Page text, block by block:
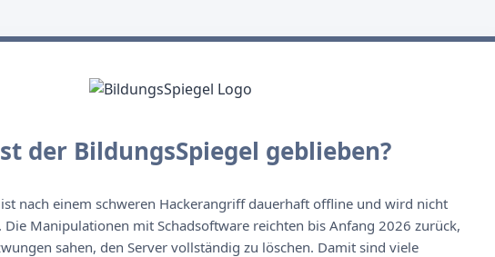
der BildungsSpiegel geblieben?
nach einem schweren Hackerangriff dauerhaft offline und wird nicht
Manipulationen mit Schadsoftware reichten bis Anfang 2026 zurück,
sahen, den Server vollständig zu löschen. Damit sind viele